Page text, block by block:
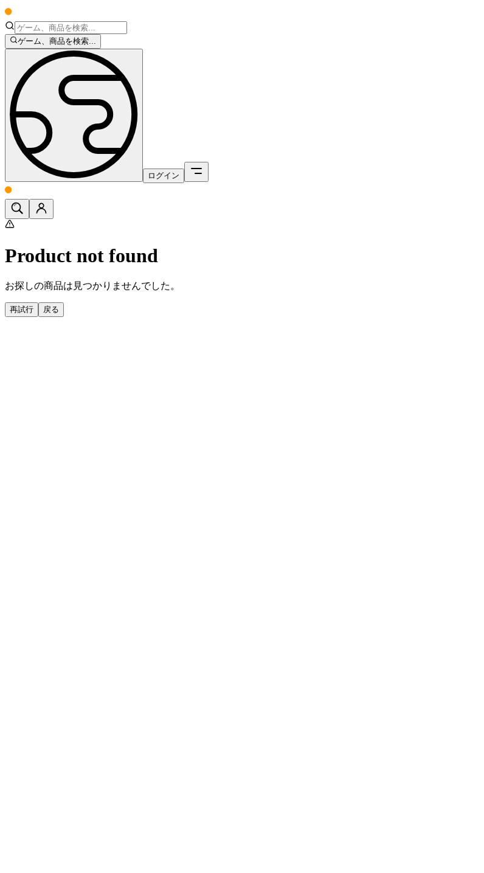
ゲーム、商品を検索...
ログイン
Product not found
お探しの商品は見つかりませんでした。
再試行 戻る